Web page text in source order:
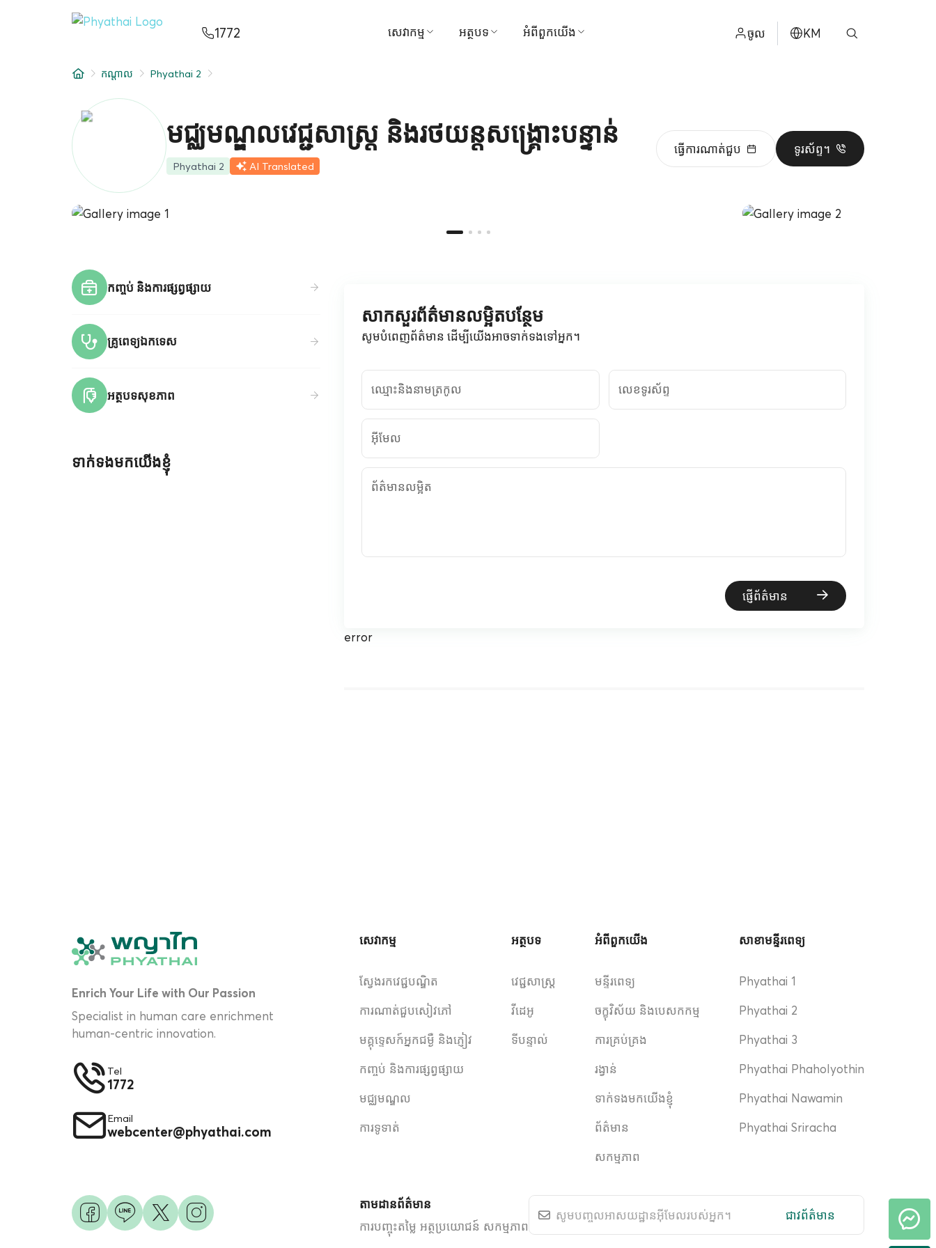
1772 សេវាកម្ម
មគ្គុទ្ទេសក៍អ្នកជម្ងឺ និងភ្ញៀវ
អត្ថបទ
ទីបន្ទាល់
អំពីពួកយើង
ការគ្រប់គ្រង
ចូល KM
中文
عربي
ไทย
អំពីពួកយើង
សាខាមន្ទីរពេទ្យ
កណ្តាល Phyathai 2
មជ្ឈមណ្ឌលវេជ្ជសាស្ត្រ និងរថយន្តសង្គ្រោះបន្ទាន់
Phyathai 2 AI Translated
ធ្វើការណាត់ជួប ទូរស័ព្ទ។
កញ្ចប់ និងការផ្សព្វផ្សាយ
គ្រូពេទ្យឯកទេស
អត្ថបទសុខភាព
ទាក់ទងមកយើងខ្ញុំ
សាកសួរព័ត៌មានលម្អិតបន្ថែម
សូមបំពេញព័ត៌មាន ដើម្បីយើងអាចទាក់ទងទៅអ្នក។
ឈ្មោះនិងនាមត្រកូល លេខទូរស័ព្ទ
អ៊ីមែល
ព័ត៌មានលម្អិត
ផ្ញើព័ត៌មាន
error
Enrich Your Life with Our Passion
Specialist in human care enrichment
human-centric innovation.
Tel
1772
Email
webcenter@phyathai.com
សេវាកម្ម
ស្វែងរកវេជ្ជបណ្ឌិត
ការណាត់ជួបសៀវភៅ
មគ្គុទ្ទេសក៍អ្នកជម្ងឺ និងភ្ញៀវ
កញ្ចប់ និងការផ្សព្វផ្សាយ
មជ្ឈមណ្ឌល
ការទូទាត់
អត្ថបទ
វេជ្ជសាស្ត្រ
វីដេអូ
ទីបន្ទាល់
អំពីពួកយើង
មន្ទីរពេទ្យ
ចក្ខុវិស័យ និងបេសកកម្ម
ការគ្រប់គ្រង
រង្វាន់
ទាក់ទងមកយើងខ្ញុំ
ព័ត៌មាន
សកម្មភាព
សាខាមន្ទីរពេទ្យ
Phyathai 1
Phyathai 2
Phyathai 3
Phyathai Phaholyothin
Phyathai Nawamin
Phyathai Sriracha
តាមដានព័ត៌មាន
ការបញ្ចុះតម្លៃ អត្ថប្រយោជន៍ សកម្មភាព
ជាវព័ត៌មាន